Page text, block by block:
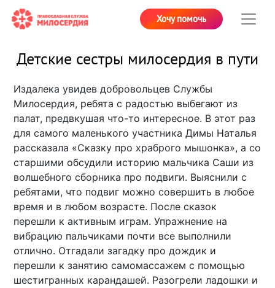
Хочу помочь
Детские сестры милосердия в пути
Издалека увидев добровольцев Службы
Милосердия, ребята с радостью выбегают из
палат, предвкушая что-то интересное. В этот раз
для самого маленького участника Димы Наталья
рассказала «Сказку про храброго мышонка», а со
старшими обсудили историю мальчика Саши из
волшебного сборника про подвиги. Выяснили с
ребятами, что подвиг можно совершить в любое
время и в любом возрасте. После сказок
перешли к активным играм. Упражнение на
вибрацию пальчиками почти все выполнили
отлично. Отгадали загадку про дождик и
перешли к занятию самомассажем с помощью
шестигранных карандашей. Разогрели ладошки и